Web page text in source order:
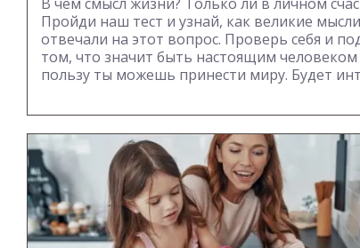
Пройди наш тест и узнай, как великие
отвечали на этот вопрос. Проверь себя и
том, что значит быть настоящим
пользу ты можешь принести миру. Будет